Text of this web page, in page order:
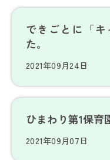
できごとに「
た。
2021年09月24日
ひまわり第1保
2021年09月07日